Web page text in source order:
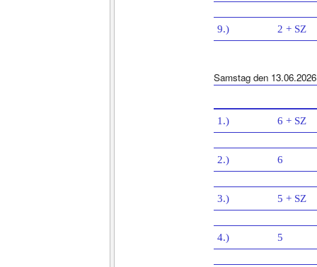
9.) 2 + SZ
Samstag den 13.06.2026
1.) 6 + SZ
2.) 6
3.) 5 + SZ
4.) 5